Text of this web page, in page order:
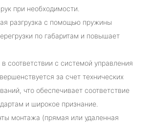
при необходимости.
разгрузка с помощью пружины
по габаритам и повышает
соответствии с системой управления
за счет технических
что обеспечивает соответствие
и широкое признание.
монтажа (прямая или удаленная